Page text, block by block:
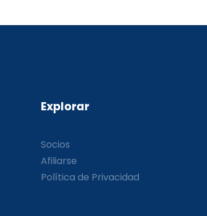
Explorar
Socios
Afiliarse
Política de Privacidad